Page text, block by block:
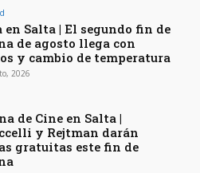
en Salta | El segundo fin de
de agosto llega con
y cambio de temperatura
2026
de Cine en Salta |
y Rejtman darán
gratuitas este fin de